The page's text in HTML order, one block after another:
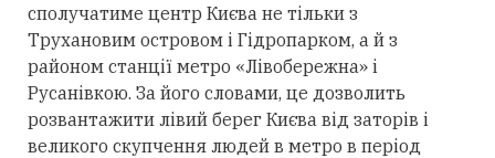
сполучатиме центр Києва не тільки з
Трухановим островом і Гідропарком, а й з
районом станції метро «Лівобережна» і
Русанівкою. За його словами, це дозволить
розвантажити лівий берег Києва від заторів і
великого скупчення людей в метро в період